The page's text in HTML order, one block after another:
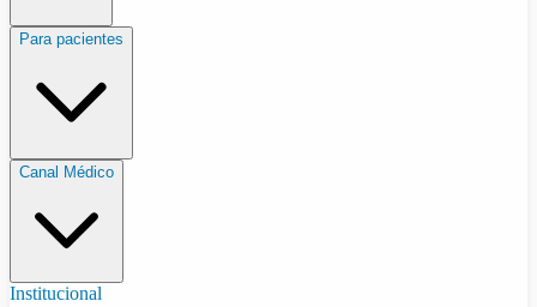
Para pacientes
Canal Médico
Institucional